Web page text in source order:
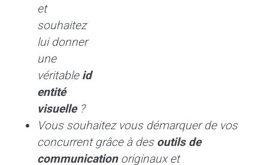
et
souhaitez
lui donner
une
véritableid
entité
visuelle?
Vous souhaitez vous démarquer de vos
concurrent grâce à des outils de
communicationoriginaux et